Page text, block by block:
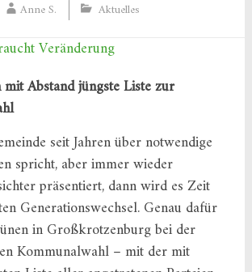
Anne S. Aktuelles
Abstand jüngste Liste zur
seit Jahren über notwendige
spricht, aber immer wieder
präsentiert, dann wird es Zeit
Generationswechsel. Genau dafür
in Großkrotzenburg bei der
Kommunalwahl – mit der mit